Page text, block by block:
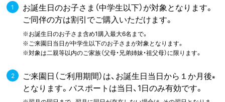
お誕生日のお子さま（中学生以下）が対象となります。
ご同伴の方は割引でご購入いただけます。
※お誕生日のお子さま含め1購入最大6名まで。
※ご来園日当日が中学生以下のお子さまが対象となります。
※対象は二親等以内のご家族（父母・兄弟姉妹・祖父母）に限ります。
ご来園日（ご利用期間）は、お誕生日当日から１か月後※
となります。パスポートは当日、1日のみ有効です。